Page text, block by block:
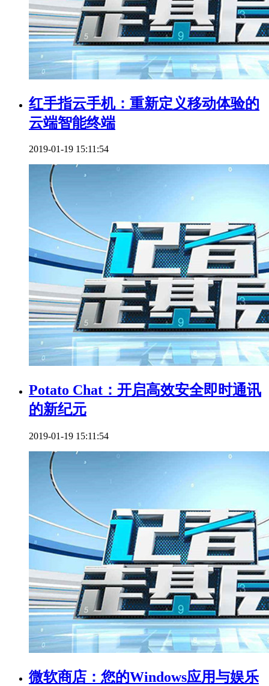
红手指云手机：重新定义移动体验的
云端智能终端
2019-01-19 15:11:54
Potato Chat：开启高效安全即时通讯
的新纪元
2019-01-19 15:11:54
微软商店：您的Windows应用与娱乐